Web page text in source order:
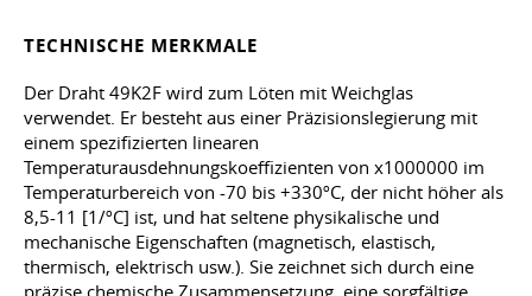
TECHNISCHE MERKMALE
Der Draht 49K2F wird zum Löten mit Weichglas
verwendet. Er besteht aus einer Präzisionslegierung mit
einem spezifizierten linearen
Temperaturausdehnungskoeffizienten von x1000000 im
Temperaturbereich von -70 bis +330ºC, der nicht höher als
8,5-11 [1/ºC] ist, und hat seltene physikalische und
mechanische Eigenschaften (magnetisch, elastisch,
thermisch, elektrisch usw.). Sie zeichnet sich durch eine
präzise chemische Zusammensetzung, eine sorgfältige